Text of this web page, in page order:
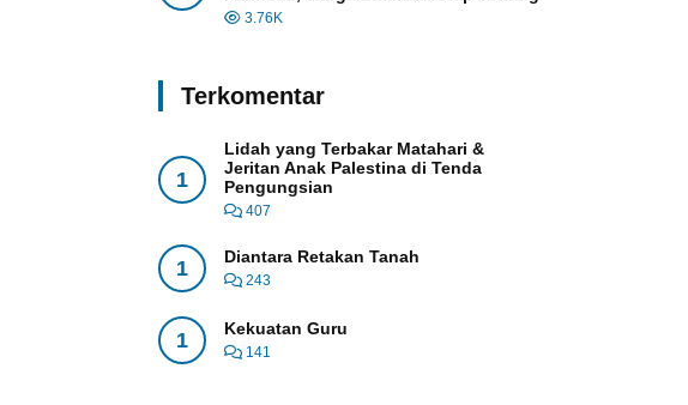
3.76K
Terkomentar
1
Lidah yang Terbakar Matahari &
Jeritan Anak Palestina di Tenda
Pengungsian
407
1 Diantara Retakan Tanah
243
1 Kekuatan Guru
141